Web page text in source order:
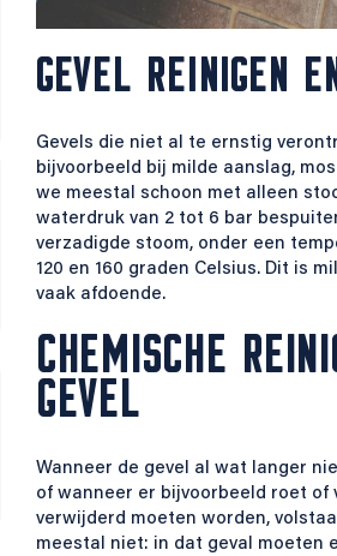
GEVEL REINIGEN
Gevels die niet al te ernstig
bijvoorbeeld bij milde aanslag,
we meestal schoon met alleen
waterdruk van 2 tot 6 bar
verzadigde stoom, onder een
120 en 160 graden Celsius. Dit is
vaak afdoende.
CHEMISCHE
GEVEL
Wanneer de gevel al wat langer
of wanneer er bijvoorbeeld roet of
verwijderd moeten worden,
meestal niet: in dat geval moeten